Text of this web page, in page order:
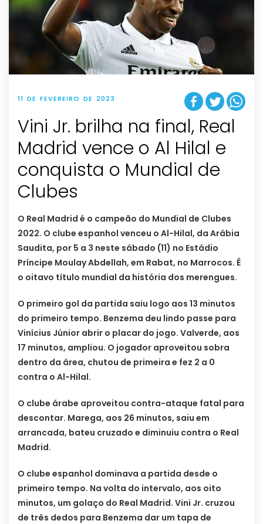
11 DE FEVEREIRO DE 2023
Vini Jr. brilha na final, Real
Madrid vence o Al Hilal e
conquista o Mundial de
Clubes
O Real Madrid é o campeão do Mundial de Clubes
2022. O clube espanhol venceu o Al-Hilal, da Arábia
Saudita, por 5 a 3 neste sábado (11) no Estádio
Príncipe Moulay Abdellah, em Rabat, no Marrocos. É
o oitavo título mundial da história dos merengues.
O primeiro gol da partida saiu logo aos 13 minutos
do primeiro tempo. Benzema deu lindo passe para
Vinícius Júnior abrir o placar do jogo. Valverde, aos
17 minutos, ampliou. O jogador aproveitou sobra
dentro da área, chutou de primeira e fez 2 a 0
contra o Al-Hilal.
O clube árabe aproveitou contra-ataque fatal para
descontar. Marega, aos 26 minutos, saiu em
arrancada, bateu cruzado e diminuiu contra o Real
Madrid.
O clube espanhol dominava a partida desde o
primeiro tempo. Na volta do intervalo, aos oito
minutos, um golaço do Real Madrid. Vini Jr. cruzou
de três dedos para Benzema dar um tapa de